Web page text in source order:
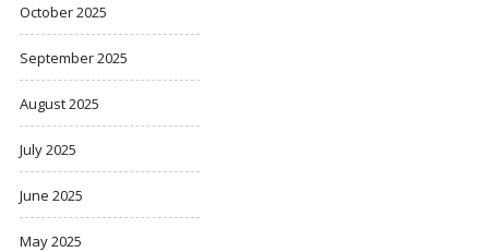
October 2025
September 2025
August 2025
July 2025
June 2025
May 2025